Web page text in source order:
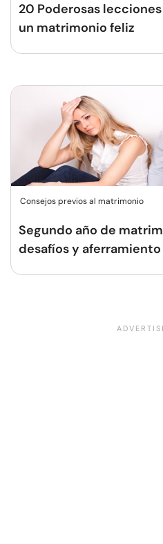
20 Poderosas
un matrimonio feliz
Consejos previos al matrimonio
Segundo año de
desafíos y aferramiento